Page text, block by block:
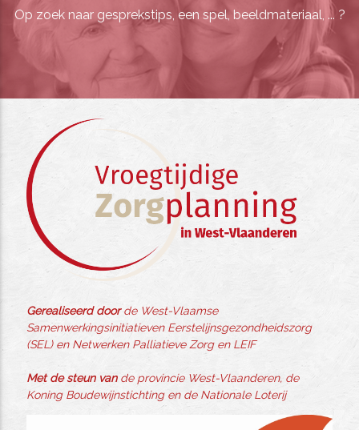
Op zoek naar gesprekstips, een spel, beeldmateriaal, ... ?
Gerealiseerd doorde West-Vlaamse
Samenwerkingsinitiatieven Eerstelijnsgezondheidszorg
(SEL) en Netwerken Palliatieve Zorg en LEIF
Met de steun vande provincie West-Vlaanderen, de
Koning Boudewijnstichting en de Nationale Loterij